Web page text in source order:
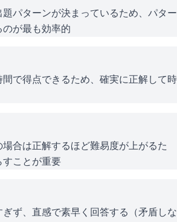
パターンが決まっているため、パター
のが最も効率的
で得点できるため、確実に正解して時
合は正解するほど難易度が上がるた
すことが重要
ず、直感で素早く回答する（矛盾しな